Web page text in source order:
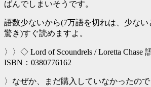
ばんでしまいそうです。
語数少ないから(7万語を切れは、少な
驚き)すぐ読めますよ。
〉〉◇ Lord of Scoundrels / Loretta Chase
ISBN：0380776162
〉なぜか、まだ購入していなかったので